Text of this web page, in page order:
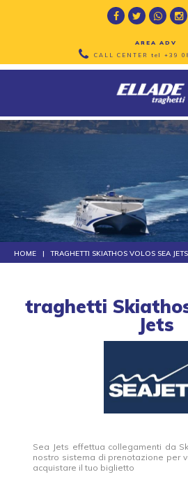
AREA ADV
CALL CENTER tel +39
HOME TRAGHETTI SKIATHOS VOLOS SEA JETS
traghetti
Jets
Sea Jets effettua collegamenti da
nostro sistema di prenotazione per
acquistare il tuo biglietto